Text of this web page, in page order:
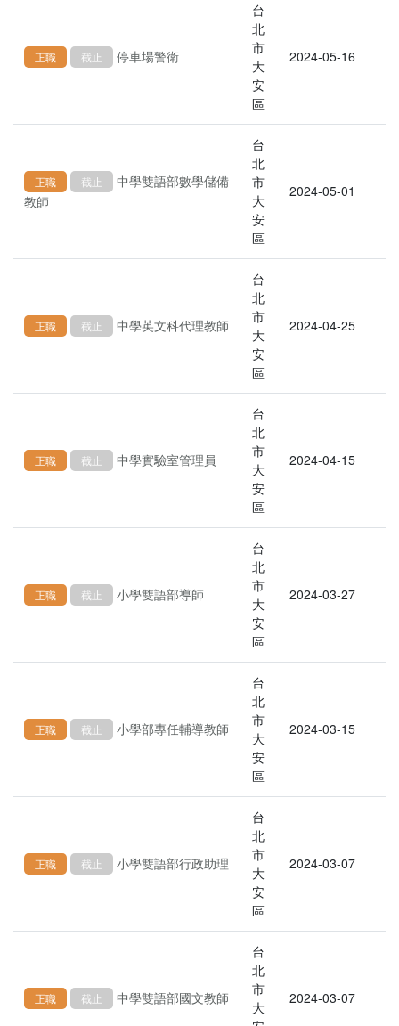
正職 截止 停車場警衛
台
北
市
大
安
區
2024-05-16
正職 截止
中學雙語部數學儲備
教師
台
北
市
大
安
區
2024-05-01
正職 截止 中學英文科代理教師
台
北
市
大
安
區
2024-04-25
正職 截止 中學實驗室管理員
台
北
市
大
安
區
2024-04-15
正職 截止 小學雙語部導師
台
北
市
大
安
區
2024-03-27
正職 截止 小學部專任輔導教師
台
北
市
大
安
區
2024-03-15
正職 截止 小學雙語部行政助理
台
北
市
大
安
區
2024-03-07
正職 截止 中學雙語部國文教師
台
北
市
大
2024-03-07